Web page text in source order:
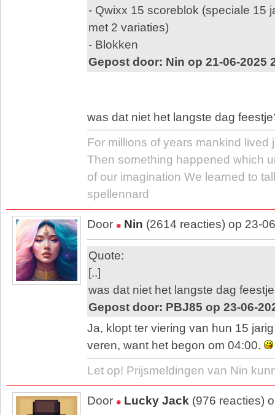
- Qwixx 15 scoreblok (speciale 15
met 2 variaties)
- Blokken
Gepost door: Nin op 21-06-2025
was dat niet het langste dag
For millions of years mankind lived
Then something happened which
of our imagination We learned to
spellennard
Door Nin (2614 reacties) op 23-
Quote:
[..]
was dat niet het langste dag
Gepost door: PBJ85 op 23-06-
Ja, klopt ter viering van hun 15
veren, want het begon om 04:00.
Let op! Prijsmeldingen van Nin
Door Lucky Jack (976 reacties)